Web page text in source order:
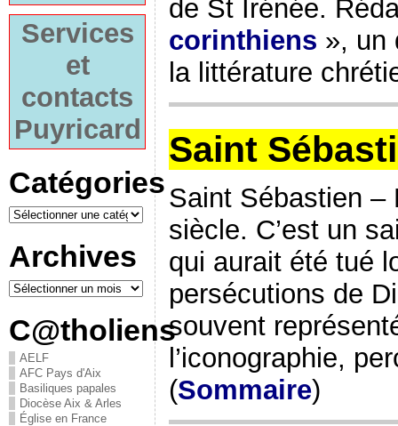
Services
et
contacts
Puyricard
Catégories
Archives
C@tholiens
AELF
AFC Pays d'Aix
Basiliques papales
Diocèse Aix & Arles
Église en France
de St Irénée.
corinthiens », un
la littérature
Saint
Saint Sébastien –
siècle. C’est un
qui aurait été tué
persécutions de
souvent
l’iconographie,
(Sommaire)